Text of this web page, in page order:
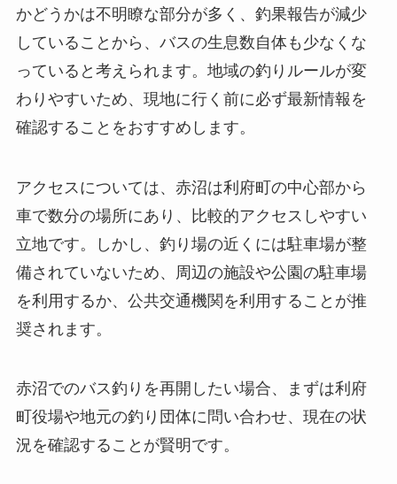
かどうかは不明瞭な部分が多く、釣果報告が減少
していることから、バスの生息数自体も少なくな
っていると考えられます。地域の釣りルールが変
わりやすいため、現地に行く前に必ず最新情報を
確認することをおすすめします。
アクセスについては、赤沼は利府町の中心部から
車で数分の場所にあり、比較的アクセスしやすい
立地です。しかし、釣り場の近くには駐車場が整
備されていないため、周辺の施設や公園の駐車場
を利用するか、公共交通機関を利用することが推
奨されます。
赤沼でのバス釣りを再開したい場合、まずは利府
町役場や地元の釣り団体に問い合わせ、現在の状
況を確認することが賢明です。